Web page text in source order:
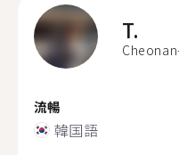
T.
流暢
韓国語